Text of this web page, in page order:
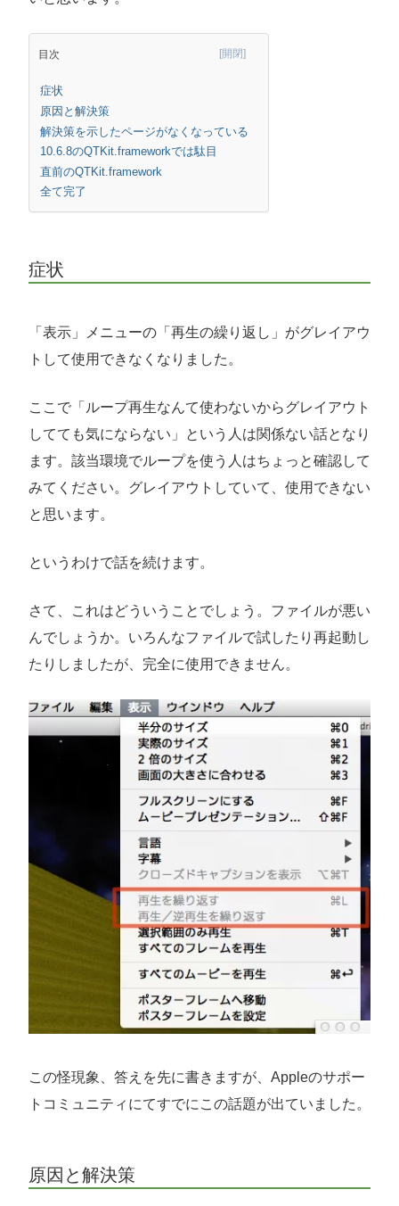
目次
症状
原因と解決策
解決策を示したページがなくなっている
10.6.8のQTKit.frameworkでは駄目
直前のQTKit.framework
全て完了
症状
「表示」メニューの「再生の繰り返し」がグレイアウ
トして使用できなくなりました。
ここで「ループ再生なんて使わないからグレイアウト
してても気にならない」という人は関係ない話となり
ます。該当環境でループを使う人はちょっと確認して
みてください。グレイアウトしていて、使用できない
と思います。
というわけで話を続けます。
さて、これはどういうことでしょう。ファイルが悪い
んでしょうか。いろんなファイルで試したり再起動し
たりしましたが、完全に使用できません。
この怪現象、答えを先に書きますが、Appleのサポー
トコミュニティにてすでにこの話題が出ていました。
原因と解決策